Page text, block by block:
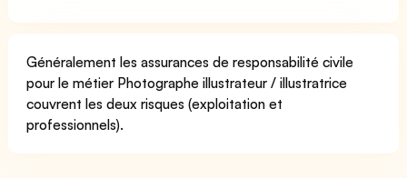
Généralement les assurances de responsabilité civile
pour le métier Photographe illustrateur / illustratrice
couvrent les deux risques (exploitation et
professionnels).